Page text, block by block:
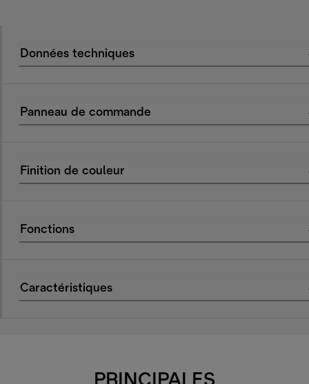
Données techniques
Panneau de commande
Finition de couleur
Fonctions
Caractéristiques